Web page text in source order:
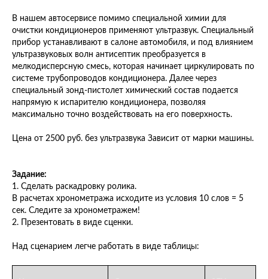
В нашем автосервисе помимо специальной химии для
очистки кондиционеров применяют ультразвук. Специальный
прибор устанавливают в салоне автомобиля, и под влиянием
ультразвуковых волн антисептик преобразуется в
мелкодисперсную смесь, которая начинает циркулировать по
системе трубопроводов кондиционера. Далее через
специальный зонд-пистолет химический состав подается
напрямую к испарителю кондиционера, позволяя
максимально точно воздействовать на его поверхность.
Цена от 2500 руб. без ультразвука Зависит от марки машины.
Задание:
1. Сделать раскадровку ролика.
В расчетах хронометража исходите из условия 10 слов = 5
сек. Следите за хронометражем!
2. Презентовать в виде сценки.
Над сценарием легче работать в виде таблицы: